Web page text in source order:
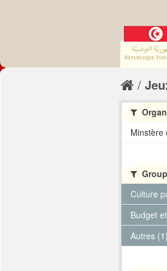
Minstère
Culture
Budget
Autres (1)